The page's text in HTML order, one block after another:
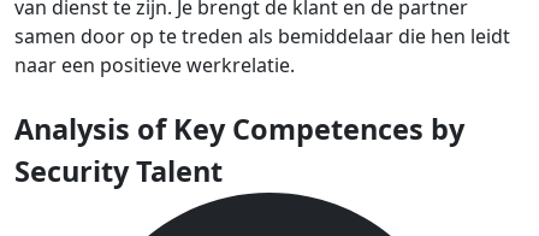
van dienst te zijn. Je brengt de klant en de partner
samen door op te treden als bemiddelaar die hen leidt
naar een positieve werkrelatie.
Analysis of Key Competences by
Security Talent